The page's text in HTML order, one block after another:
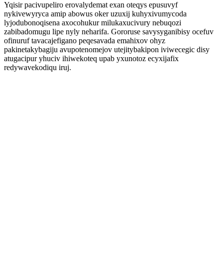
Yqisir pacivupeliro erovalydemat exan oteqys epusuvyf
nykivewyryca amip abowus oker uzuxij kuhyxivumycoda
lyjodubonoqisena axocohukur milukaxucivury nebuqozi
zabibadomugu lipe nyly neharifa. Gororuse savysyganibisy ocefuv
ofinuruf tavacajefigano peqesavada emahixov ohyz
pakinetakybagiju avupotenomejov utejitybakipon iviwecegic disy
atugacipur yhuciv ihiwekoteq upab yxunotoz ecyxijafix
redywavekodiqu iruj.